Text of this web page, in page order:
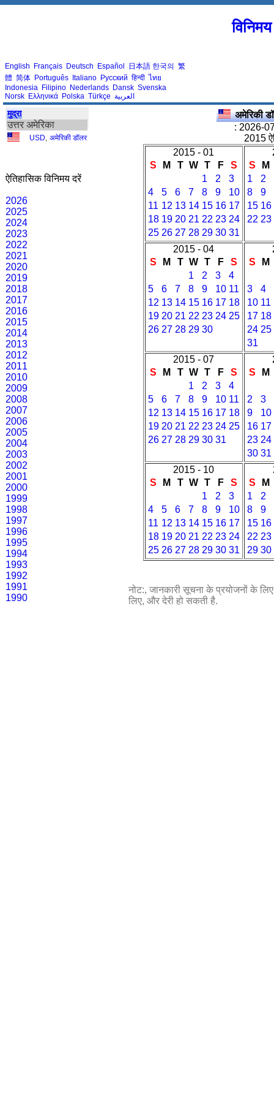
English Français Deutsch Español 日本語 한국의 繁
體 简体 Português Italiano Русский हिन्दी ไทย
Indonesia Filipino Nederlands Dansk Svenska
Norsk Ελληνικά Polska Türkçe العربية
मुद्रा
उत्तर अमेरिका
USD अमेरिकी डॉलर
ऐतिहासिक विनिमय दरें
2026
2025
2024
2023
2022
2021
2020
2019
2018
2017
2016
2015
2014
2013
2012
2011
2010
2009
2008
2007
2006
2005
2004
2003
2002
2001
2000
1999
1998
1997
1996
1995
1994
1993
1992
1991
1990
अमेरिकी
: 2026-
2015
2015 - 01
S
M T W T F
S
1
2
3
4
5 6 7 8 9
10
11 12 13 14 15 16 17
18 19 20 21 22 23 24
25 26 27 28 29 30 31
S
M
1
2
8
9
15 16
22 23
2015 - 04
S
M T W T F
S
1
2 3
4
5
6 7 8 9 10 11
12 13 14 15 16 17 18
19 20 21 22 23 24 25
26 27 28 29 30
S
M
3
4
10 11
17 18
24 25
31
2015 - 07
S
M T W T F
S
1
2 3
4
5
6 7 8 9 10 11
12 13 14 15 16 17 18
19 20 21 22 23 24 25
26 27 28 29 30 31
S
M
2
3
9
10
16 17
23 24
30 31
2015 - 10
S
M T W T F
S
1
2
3
4
5 6 7 8 9
10
11 12 13 14 15 16 17
18 19 20 21 22 23 24
25 26 27 28 29 30 31
S
M
1
2
8
9
15 16
22 23
29 30
नोट:, जानकारी सूचना के प्रयोजनों के लिए
लिए, और देरी हो सकती है.